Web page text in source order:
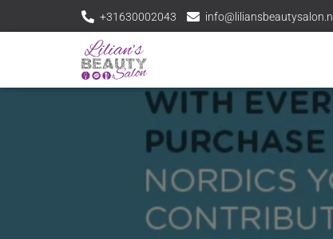
+31630002043 info@liliansbeautysalon.nl